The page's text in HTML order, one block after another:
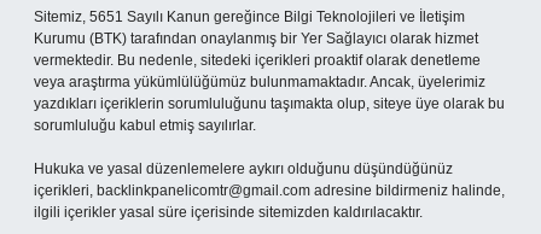
Sitemiz, 5651 Sayılı Kanun gereğince Bilgi Teknolojileri ve İletişim
Kurumu (BTK) tarafından onaylanmış bir Yer Sağlayıcı olarak hizmet
vermektedir. Bu nedenle, sitedeki içerikleri proaktif olarak denetleme
veya araştırma yükümlülüğümüz bulunmamaktadır. Ancak, üyelerimiz
yazdıkları içeriklerin sorumluluğunu taşımakta olup, siteye üye olarak bu
sorumluluğu kabul etmiş sayılırlar.
Hukuka ve yasal düzenlemelere aykırı olduğunu düşündüğünüz
içerikleri, backlinkpanelicomtr@gmail.com adresine bildirmeniz halinde,
ilgili içerikler yasal süre içerisinde sitemizden kaldırılacaktır.